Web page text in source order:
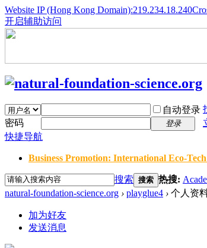
Website IP (Hong Kong Domain):219.234.18.240
开启辅助访问
自动登录
密码
登录
快捷导航
Business Promotion: International Eco-
搜索 搜索 热搜:
natural-foundation-science.org › playglue4 › 个人资
加为好友
发送消息